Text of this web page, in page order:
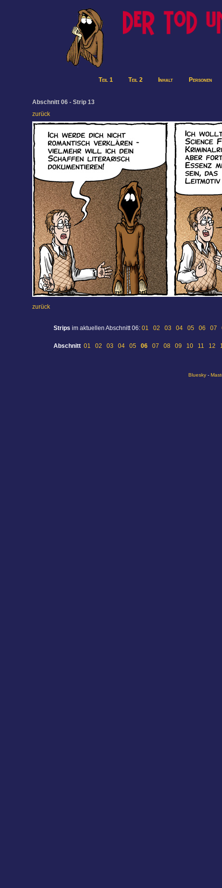
Teil 1 Teil 2 Inhalt Personen
Abschnitt 06 - Strip 13
zurück
zurück
Strips im aktuellen Abschnitt 06: 01 02 03 04 05 06 07
Abschnitt 01 02 03 04 05 06 07 08 09 10 11 12
Bluesky-